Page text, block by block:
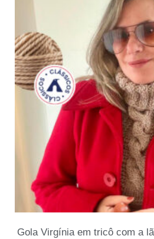
Gola Virgínia em tricô com a